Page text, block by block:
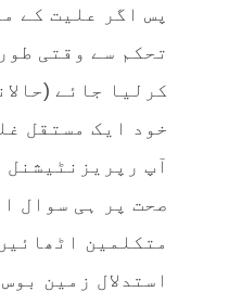
پس اگر علیت کے
تحکم سے وقتی
کرلیا جائے
خود ایک مستقل
آپ
صحت پر ہی سوال
متکلمین
استدلال زمین